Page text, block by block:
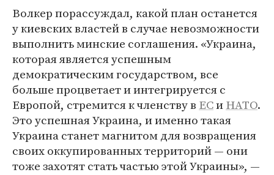
Волкер порассуждал, какой план останется
у киевских властей в случае невозможности
выполнить минские соглашения. «Украина,
которая является успешным
демократическим государством, все
больше процветает и интегрируется с
Европой, стремится к членству в ЕСиНАТО.
Это успешная Украина, и именно такая
Украина станет магнитом для возвращения
своих оккупированных территорий — они
тоже захотят стать частью этой Украины», —